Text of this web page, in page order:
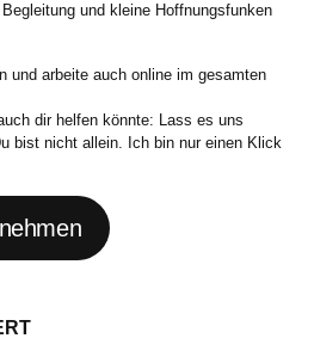
und kleine Hoffnungsfunken
und arbeite auch online im gesamten
dir helfen könnte: Lass es uns
bist nicht allein. Ich bin nur einen Klick